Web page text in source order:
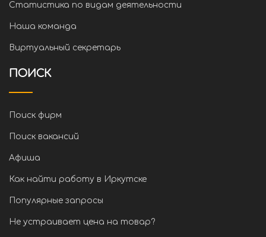
Статистика по видам деятельности
Наша команда
Виртуальный секретарь
ПОИСК
Поиск фирм
Поиск вакансий
Афиша
Как найти работу в Иркутске
Популярные запросы
Не устраивает цена на товар?